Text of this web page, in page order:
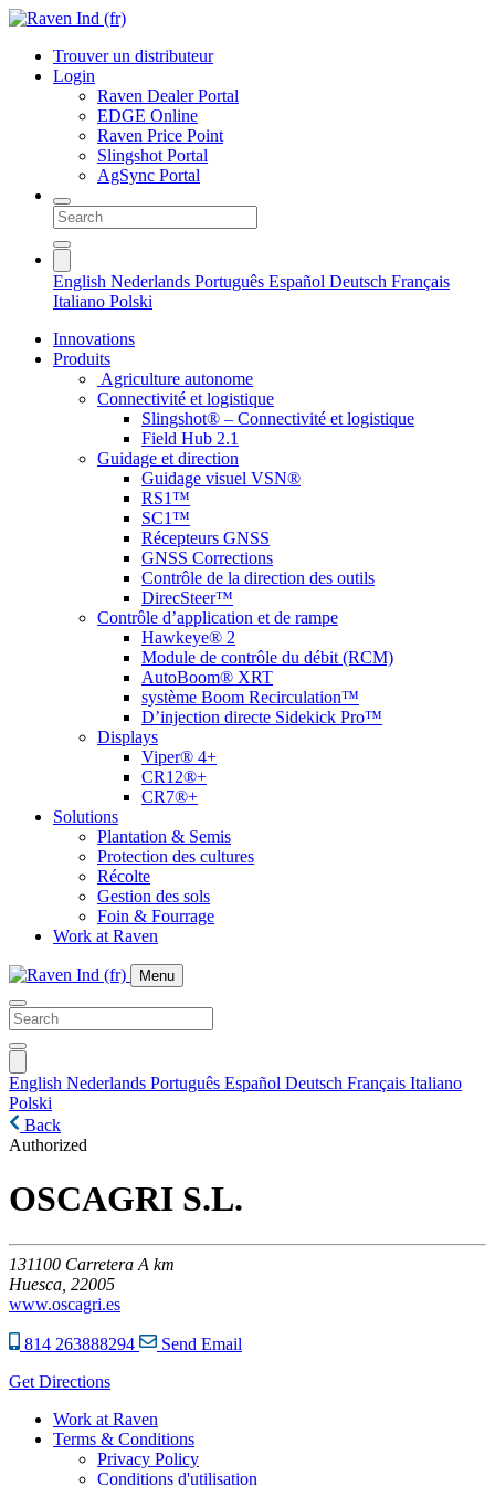
Trouver un distributeur
Login
Raven Dealer Portal
EDGE Online
Raven Price Point
Slingshot Portal
AgSync Portal
English Nederlands Português Español Deutsch Français
Italiano Polski
Innovations
Produits
Agriculture autonome
Connectivité et logistique
Slingshot® – Connectivité et logistique
Field Hub 2.1
Guidage et direction
Guidage visuel VSN®
RS1™
SC1™
Récepteurs GNSS
GNSS Corrections
Contrôle de la direction des outils
DirecSteer™
Contrôle d’application et de rampe
Hawkeye® 2
Module de contrôle du débit (RCM)
AutoBoom® XRT
système Boom Recirculation™
D’injection directe Sidekick Pro™
Displays
Viper® 4+
CR12®+
CR7®+
Solutions
Plantation & Semis
Protection des cultures
Récolte
Gestion des sols
Foin & Fourrage
Work at Raven
Menu
English Nederlands Português Español Deutsch Français Italiano
Polski
Back
Authorized
OSCAGRI S.L.
131100 Carretera A km
Huesca, 22005
www.oscagri.es
814 263888294
Send Email
Get Directions
Work at Raven
Terms & Conditions
Privacy Policy
Conditions d'utilisation